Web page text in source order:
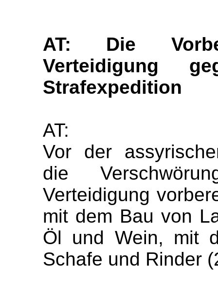
AT: Die
Verteidigung
Strafexpedition
AT:
Vor der
die
Verteidigung
mit dem Bau von
Öl und Wein, mit
Schafe und Rinder